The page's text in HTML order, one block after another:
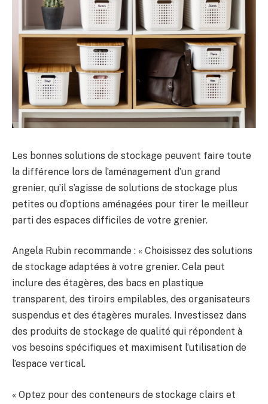
Les bonnes solutions de stockage peuvent faire toute
la différence lors de l’aménagement d’un grand
grenier, qu’il s’agisse de solutions de stockage plus
petites ou d’options aménagées pour tirer le meilleur
parti des espaces difficiles de votre grenier.
Angela Rubin recommande : « Choisissez des solutions
de stockage adaptées à votre grenier. Cela peut
inclure des étagères, des bacs en plastique
transparent, des tiroirs empilables, des organisateurs
suspendus et des étagères murales. Investissez dans
des produits de stockage de qualité qui répondent à
vos besoins spécifiques et maximisent l’utilisation de
l’espace vertical.
« Optez pour des conteneurs de stockage clairs et